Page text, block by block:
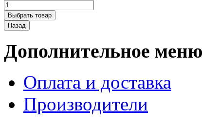
Дополнительное меню
Оплата и доставка
Производители